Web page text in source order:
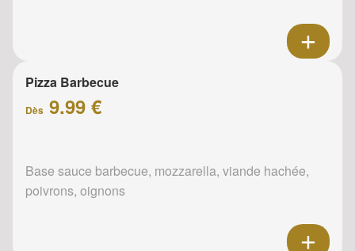
Pizza Barbecue
Dès 9.99 €
Base sauce barbecue, mozzarella, viande hachée,
poivrons, oignons